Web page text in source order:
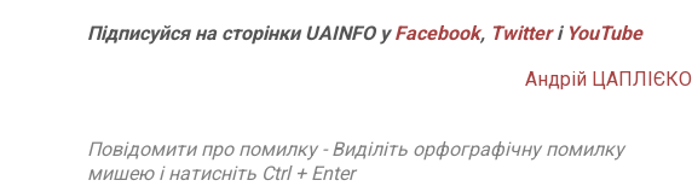
Підписуйся на сторінки UAINFO уFacebook, Twitter і YouTube
Андрій ЦАПЛІЄКО
Повідомити про помилку - Виділіть орфографічну помилку
мишею і натисніть Ctrl + Enter